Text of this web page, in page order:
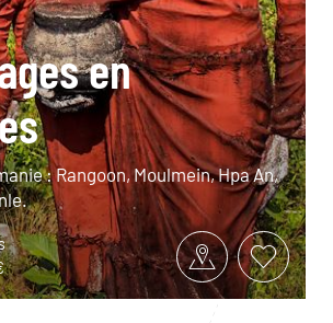
en
: Rangoon, Moulmein, Hpa An,